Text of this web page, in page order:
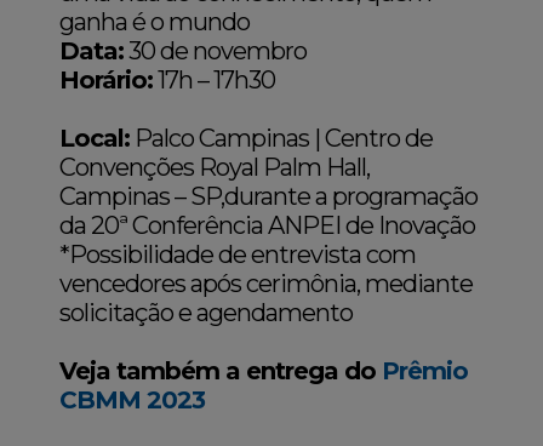
ganha é o mundo
Data:30 de novembro
Horário:17h – 17h30
Local: Palco Campinas | Centro de
Convenções Royal Palm Hall,
Campinas – SP,durante a programação
da 20ª Conferência ANPEI de Inovação
*Possibilidade de entrevista com
vencedores após cerimônia, mediante
solicitação e agendamento
Veja também a entrega do Prêmio
CBMM 2023